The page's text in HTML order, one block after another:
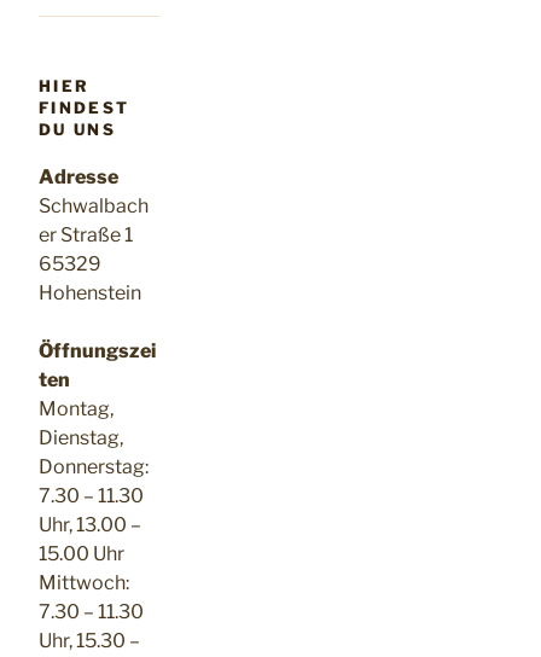
HIER
FINDEST
DU UNS
Adresse
Schwalbach
er Straße 1
65329
Hohenstein
Öffnungszei
ten
Montag,
Dienstag,
Donnerstag:
7.30 – 11.30
Uhr, 13.00 –
15.00 Uhr
Mittwoch:
7.30 – 11.30
Uhr, 15.30 –